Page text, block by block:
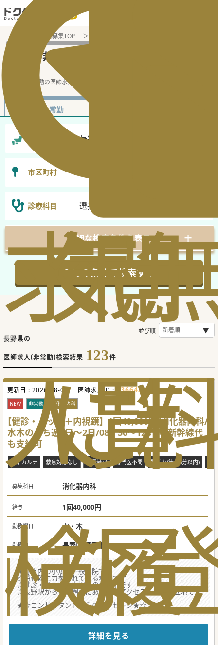
求
人
検
気
に
な
閲
覧
履
医師転職・求人募集TOP
長野県 の非常勤（アルバイト）医師求人・転
長野県の非常勤の医師求人の検索
常勤
長野県
市区町村
診療科目 選択なし
詳細な検索条件を表示
この条件で検索する
長野県の
医師求人(非常勤)検索結果 123件
並び順
更新日 : 2026-08-06 医師求人ID : 636643
NEW 非常勤 消化器内科
【健診・ドック＋内視鏡】1回40,000円/消化器内科/
水木のうち週1日～2日/08：30～12：30/新幹線代
も支給可
電子カルテ 救急対応なし 車通勤可 専門医不問 駅チカ(徒歩5分以内)
募集科目 消化器内科
給与 1回40,000円
勤務曜日 水・木
勤務地 長野県 長野市
長野市内の小規模一般病院です
☆消化器に力を入れている病院です
☆健診・ドック＋内視鏡のお仕事です
☆長野駅から徒歩圏内にあるためアクセスしやすい立地です
★☆コンサルタントからのメッセージ★☆
健診ドック、内視鏡をご担当いただける医師を募集していま
す。
ベテランの医師が揃っているので経験値の高い医師から学ぶ
ことのできる環境です。
気になる方はお気軽にお問い合わせください。
詳細を見る